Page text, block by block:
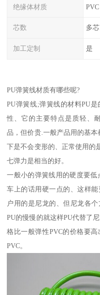
绝缘体材质 PVC
芯数 多芯
加工定制 是
PU弹簧线材质有哪些呢?
PU弹簧线;弹簧线的材料PU
性、它的主要特点是质轻、
品，但价贵.一般产品用的基本
下是不会变形的、正常使用的
七弹力是相当的好。
一般小的弹簧线用的硬度要
车上的话用硬一点的、这样
户用的是尼龙的、但尼龙各
PU的慢慢的就这样PU代替了
格比一般弹性PVC的价格要
PVC。